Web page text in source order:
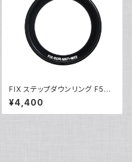
FIX ステップダウンリング F52-
M67 [21741]
¥4,400